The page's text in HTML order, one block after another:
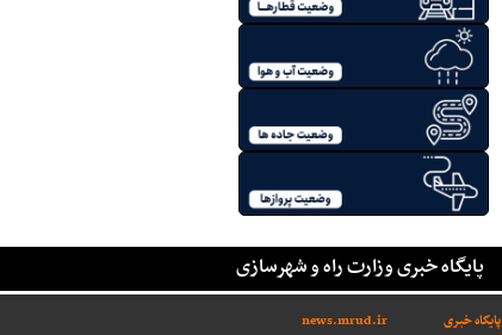
پایگاه خبری وزارت راه و شهرسازی
پایگاه خبری news.mrud.ir